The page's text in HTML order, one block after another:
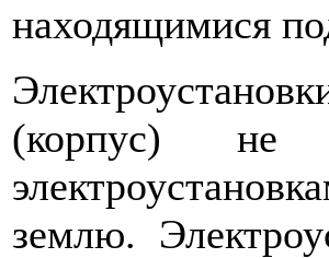
находящимися
(корпус) не
землю.